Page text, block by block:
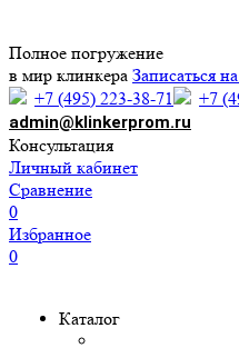
Полное погружение
в мир клинкера Записаться
+7 (495) 223-38-71
+7
admin@klinkerprom.ru
Консультация
Личный кабинет
Сравнение
0
Избранное
0
Каталог